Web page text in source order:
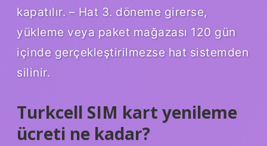
kapatılır. – Hat 3. döneme girerse,
yükleme veya paket mağazası 120 gün
içinde gerçekleştirilmezse hat sistemden
silinir.
Turkcell SIM kart yenileme
ücreti ne kadar?